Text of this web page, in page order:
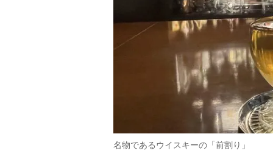
名物であるウイスキーの「前割り」